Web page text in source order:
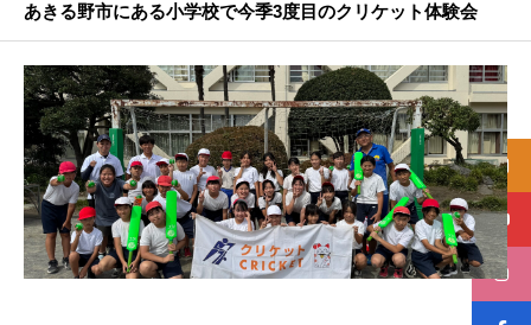
あきる野市にある小学校で今季3度目のクリケット体験会